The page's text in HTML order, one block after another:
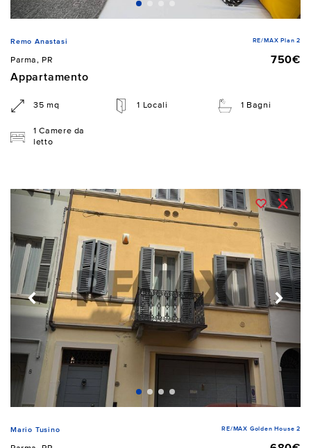
Remo Anastasi RE/MAX Plan 2
Parma, PR
750€
Appartamento
35 mq 1 Locali 1 Bagni
1 Camere da
letto
Mario Tusino RE/MAX Golden House 2